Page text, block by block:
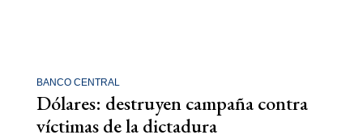
BANCO CENTRAL
Dólares: destruyen campaña contra
víctimas de la dictadura